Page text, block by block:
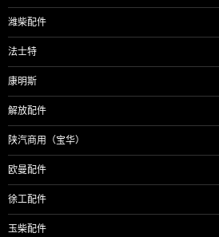
潍柴配件
法士特
康明斯
解放配件
陕汽商用（宝华）
欧曼配件
徐工配件
玉柴配件